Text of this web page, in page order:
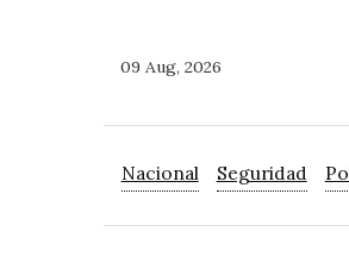
09 Aug, 2026
Nacional Seguridad